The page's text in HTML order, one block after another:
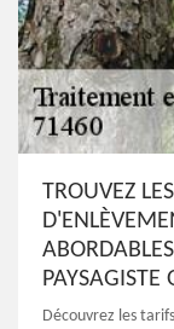
TROUVEZ
Découvrez les